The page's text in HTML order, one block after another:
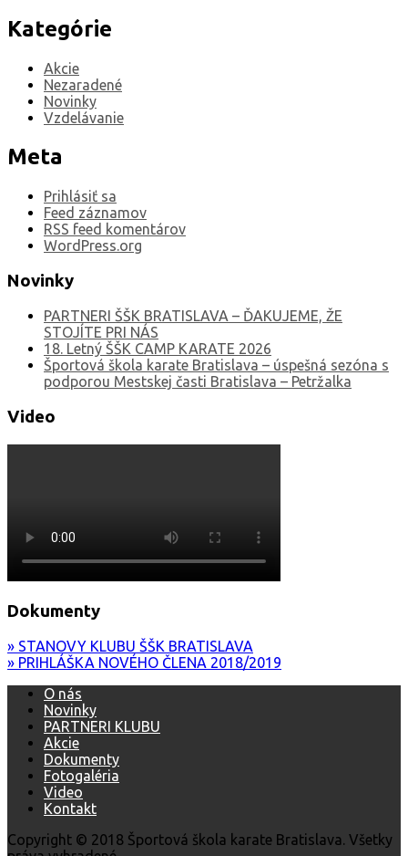
Kategórie
Akcie
Nezaradené
Novinky
Vzdelávanie
Meta
Prihlásiť sa
Feed záznamov
RSS feed komentárov
WordPress.org
Novinky
PARTNERI ŠŠK BRATISLAVA – ĎAKUJEME, ŽE
STOJÍTE PRI NÁS
18. Letný ŠŠK CAMP KARATE 2026
Športová škola karate Bratislava – úspešná sezóna s
podporou Mestskej časti Bratislava – Petržalka
Video
Dokumenty
» STANOVY KLUBU ŠŠK BRATISLAVA
» PRIHLÁŠKA NOVÉHO ČLENA 2018/2019
O nás
Novinky
PARTNERI KLUBU
Akcie
Dokumenty
Fotogaléria
Video
Kontakt
Copyright © 2018 Športová škola karate Bratislava. Všetky